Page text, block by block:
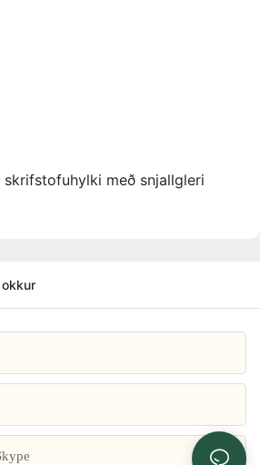
skrifstofuhylki með snjallgleri